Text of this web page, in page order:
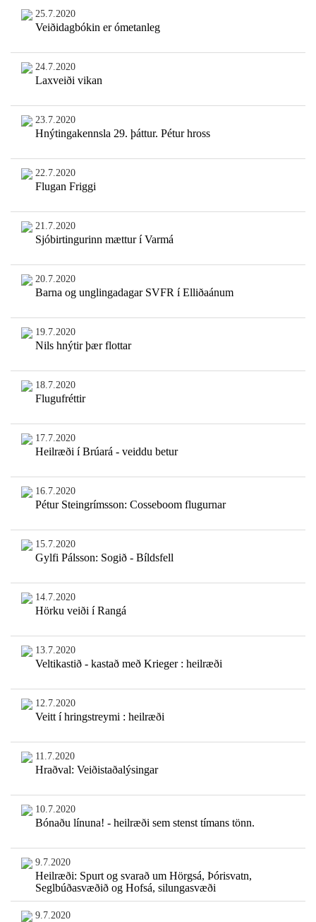
25.7.2020
Veiðidagbókin er ómetanleg
24.7.2020
Laxveiði vikan
23.7.2020
Hnýtingakennsla 29. þáttur. Pétur hross
22.7.2020
Flugan Friggi
21.7.2020
Sjóbirtingurinn mættur í Varmá
20.7.2020
Barna og unglingadagar SVFR í Elliðaánum
19.7.2020
Nils hnýtir þær flottar
18.7.2020
Flugufréttir
17.7.2020
Heilræði í Brúará - veiddu betur
16.7.2020
Pétur Steingrímsson: Cosseboom flugurnar
15.7.2020
Gylfi Pálsson: Sogið - Bíldsfell
14.7.2020
Hörku veiði í Rangá
13.7.2020
Veltikastið - kastað með Krieger : heilræði
12.7.2020
Veitt í hringstreymi : heilræði
11.7.2020
Hraðval: Veiðistaðalýsingar
10.7.2020
Bónaðu línuna! - heilræði sem stenst tímans tönn.
9.7.2020
Heilræði: Spurt og svarað um Hörgsá, Þórisvatn,
Seglbúðasvæðið og Hofsá, silungasvæði
9.7.2020